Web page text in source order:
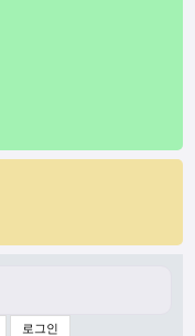
로그인